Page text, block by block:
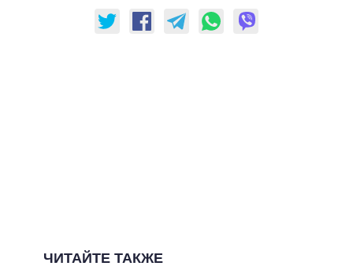
ЧИТАЙТЕ ТАКЖЕ